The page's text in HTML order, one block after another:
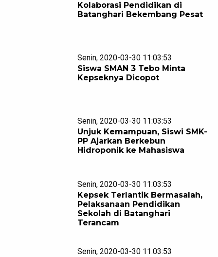
Kolaborasi Pendidikan di
Batanghari Bekembang Pesat
Senin, 2020-03-30 11:03:53
Siswa SMAN 3 Tebo Minta
Kepseknya Dicopot
Senin, 2020-03-30 11:03:53
Unjuk Kemampuan, Siswi SMK-
PP Ajarkan Berkebun
Hidroponik ke Mahasiswa
Senin, 2020-03-30 11:03:53
Kepsek Terlantik Bermasalah,
Pelaksanaan Pendidikan
Sekolah di Batanghari
Terancam
Senin, 2020-03-30 11:03:53